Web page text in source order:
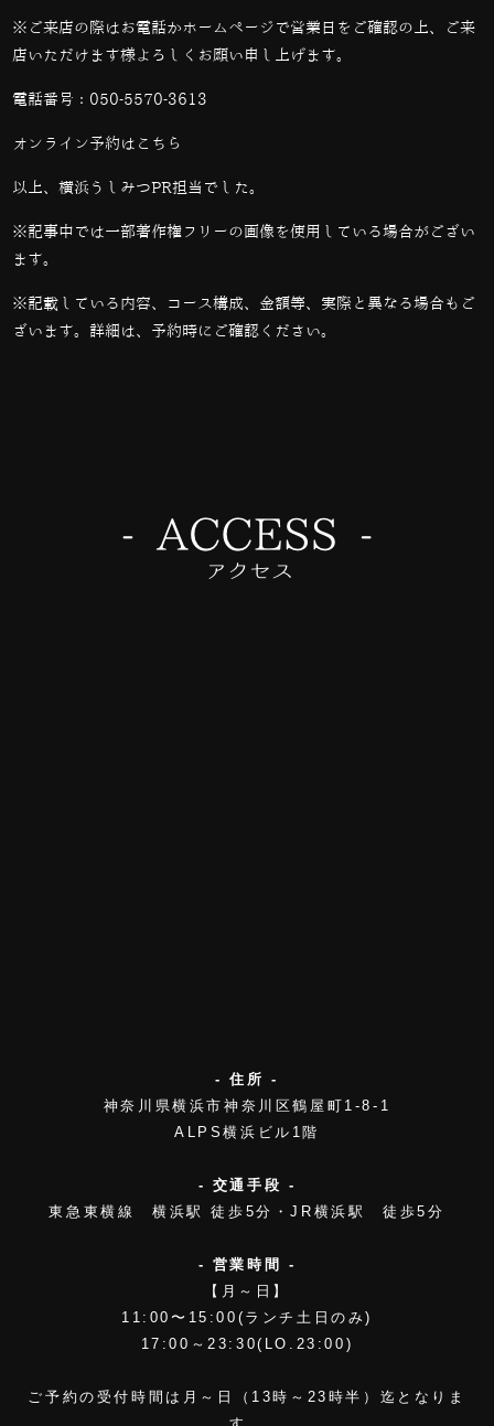
※ご来店の際はお電話かホームページで営業日をご確認の上、ご来
店いただけます様よろしくお願い申し上げます。
電話番号： 050-5570-3613
オンライン予約は こちら
以上、横浜うしみつPR担当でした。
※記事中では一部著作権フリーの画像を使用している場合がござい
ます。
※記載している内容、コース構成、金額等、実際と異なる場合もご
ざいます。詳細は、予約時にご確認ください。
- 住所 -
神奈川県横浜市神奈川区鶴屋町1-8-1
ALPS横浜ビル1階
- 交通手段 -
東急東横線 横浜駅 徒歩5分・JR横浜駅 徒歩5分
- 営業時間 -
【月～日】
11:00〜15:00(ランチ土日のみ)
17:00～23:30(LO.23:00)
ご予約の受付時間は月～日（13時～23時半）迄となりま